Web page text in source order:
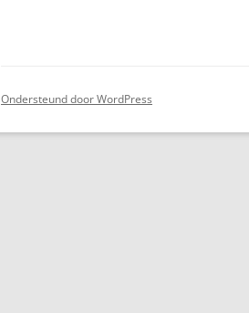
Ondersteund door WordPress